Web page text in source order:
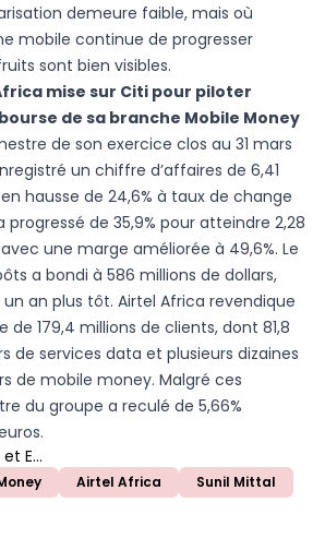
demeure faible, mais où
mobile continue de progresser
sont bien visibles.
mise sur Citi pour piloter
de sa branche Mobile Money
de son exercice clos au 31 mars
un chiffre d’affaires de 6,41
hausse de 24,6% à taux de change
progressé de 35,9% pour atteindre 2,28
une marge améliorée à 49,6%. Le
a bondi à 586 millions de dollars,
an plus tôt. Airtel Africa revendique
de 179,4 millions de clients, dont 81,8
de services data et plusieurs dizaines
de mobile money. Malgré ces
du groupe a reculé de 5,66%
Business et Entreprises
Airtel Africa Sunil Mittal